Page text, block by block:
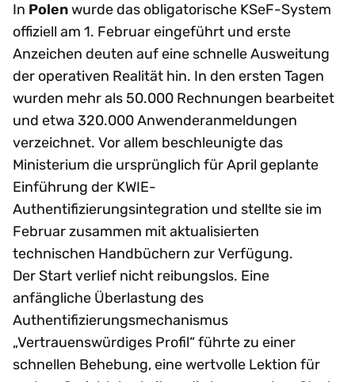
In Polenwurde das obligatorische KSeF-System
offiziell am 1. Februar eingeführt und erste
Anzeichen deuten auf eine schnelle Ausweitung
der operativen Realität hin. In den ersten Tagen
wurden mehr als 50.000 Rechnungen bearbeitet
und etwa 320.000 Anwenderanmeldungen
verzeichnet. Vor allem beschleunigte das
Ministerium die ursprünglich für April geplante
Einführung der KWIE-
Authentifizierungsintegration und stellte sie im
Februar zusammen mit aktualisierten
technischen Handbüchern zur Verfügung.
Der Start verlief nicht reibungslos. Eine
anfängliche Überlastung des
Authentifizierungsmechanismus
„Vertrauenswürdiges Profil“ führte zu einer
schnellen Behebung, eine wertvolle Lektion für